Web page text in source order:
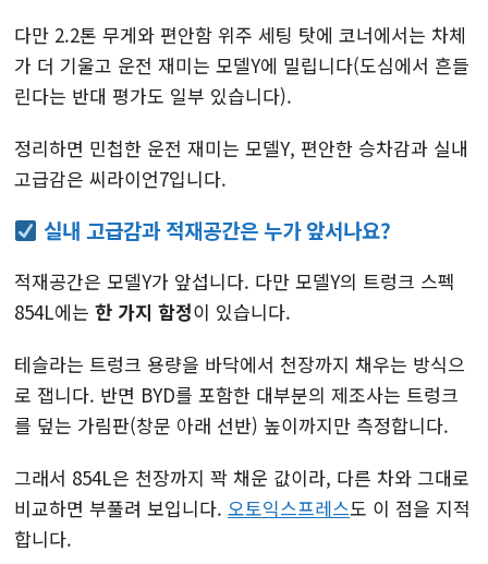
다만 2.2톤 무게와 편안함 위주 세팅 탓에 코너에서는 차체
가 더 기울고 운전 재미는 모델Y에 밀립니다(도심에서 흔들
린다는 반대 평가도 일부 있습니다).
정리하면 민첩한 운전 재미는 모델Y, 편안한 승차감과 실내
고급감은 씨라이언7입니다.
실내 고급감과 적재공간은 누가 앞서나요?
적재공간은 모델Y가 앞섭니다. 다만 모델Y의 트렁크 스펙
854L에는 한 가지 함정이 있습니다.
테슬라는 트렁크 용량을 바닥에서 천장까지 채우는 방식으
로 잽니다. 반면 BYD를 포함한 대부분의 제조사는 트렁크
를 덮는 가림판(창문 아래 선반) 높이까지만 측정합니다.
그래서 854L은 천장까지 꽉 채운 값이라, 다른 차와 그대로
비교하면 부풀려 보입니다. 오토익스프레스도 이 점을 지적
합니다.